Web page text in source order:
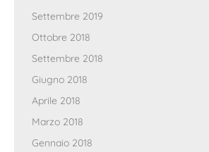
Settembre 2019
Ottobre 2018
Settembre 2018
Giugno 2018
Aprile 2018
Marzo 2018
Gennaio 2018